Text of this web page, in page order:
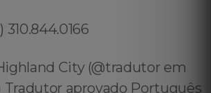
310.844.0166
City (@tradutor em
Tradutor aprovado Português